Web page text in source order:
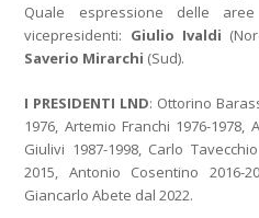
Quale espressione delle
vicepresidenti: Giulio Ivaldi
Saverio Mirarchi (Sud).
I PRESIDENTI LND: Ottorino
1976, Artemio Franchi 1976-1978,
Giulivi 1987-1998, Carlo
2015, Antonio Cosentino 2016-
Giancarlo Abete dal 2022.